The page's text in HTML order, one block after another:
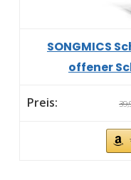
SONGMICS
offener